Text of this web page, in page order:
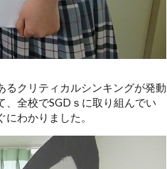
るクリティカルシンキングが発動
、全校でSGDｓに取り組んでい
わかりました。